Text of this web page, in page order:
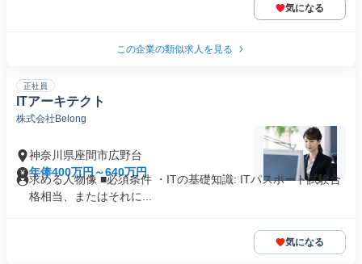
気になる
この企業の類似求人を見る
正社員
ITアーキテクト
株式会社Belong
神奈川県座間市広野台
年俸400万円～640万円
求める人物像 ■必須条件 ・ITの基礎知識: ITパスポート試験合
格相当、またはそれに...
気になる